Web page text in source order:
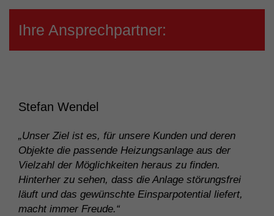
Ihre Ansprechpartner:
Stefan Wendel
„Unser Ziel ist es, für unsere Kunden und deren
Objekte die passende Heizungsanlage aus der
Vielzahl der Möglichkeiten heraus zu finden.
Hinterher zu sehen, dass die Anlage störungsfrei
läuft und das gewünschte Einsparpotential liefert,
macht immer Freude.“